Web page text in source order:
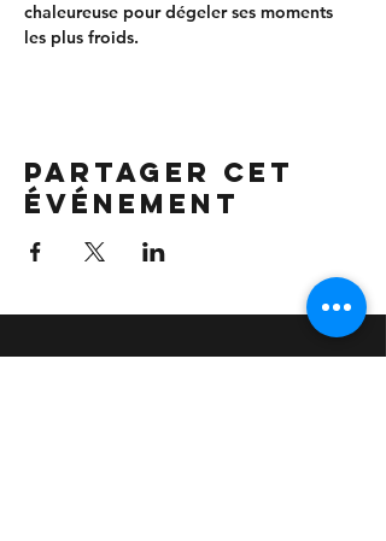
chaleureuse pour dégeler ses moments
les plus froids.
Partager cet
événement